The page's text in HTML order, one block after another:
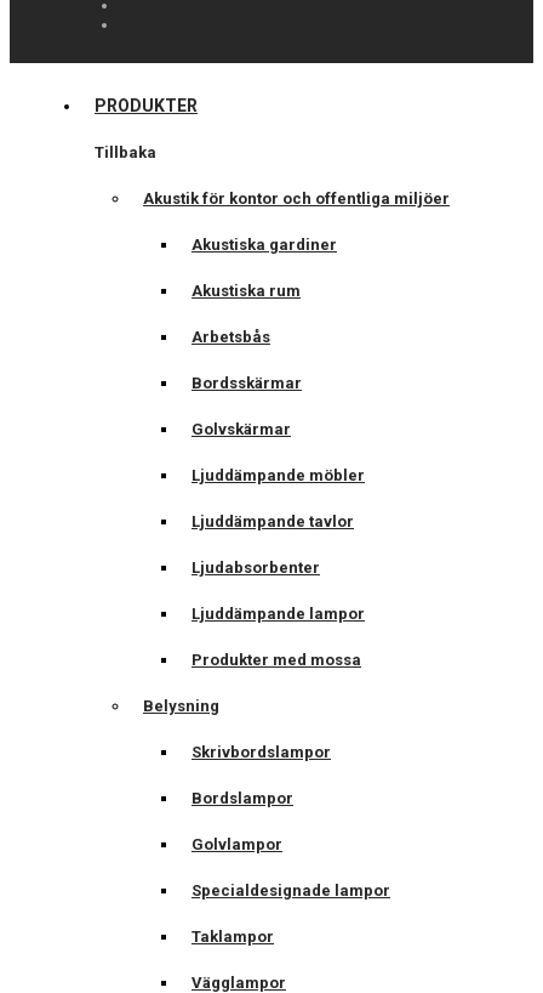
PRODUKTER
Tillbaka
Akustik för kontor och offentliga miljöer
Akustiska gardiner
Akustiska rum
Arbetsbås
Bordsskärmar
Golvskärmar
Ljuddämpande möbler
Ljuddämpande tavlor
Ljudabsorbenter
Ljuddämpande lampor
Produkter med mossa
Belysning
Skrivbordslampor
Bordslampor
Golvlampor
Specialdesignade lampor
Taklampor
Vägglampor